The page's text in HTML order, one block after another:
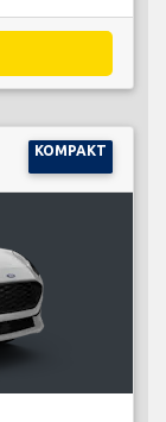
KOMPAKT